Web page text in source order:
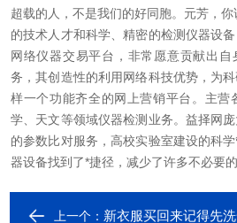
超载的人，不是我们的好同胞。元芳，
的技术人才和科学、精密的检测仪器设
网络仪器交易平台，非常愿意贡献出
务，其创造性的利用网络科技优势，为
样一个功能齐全的网上营销平台。主营
学、天文等领域仪器检测业务。益择网
的参数比对服务，高校实验室建设的科
器设备找到了*捷径，减少了许多不必要
上一个： 新衣服买回来记得先